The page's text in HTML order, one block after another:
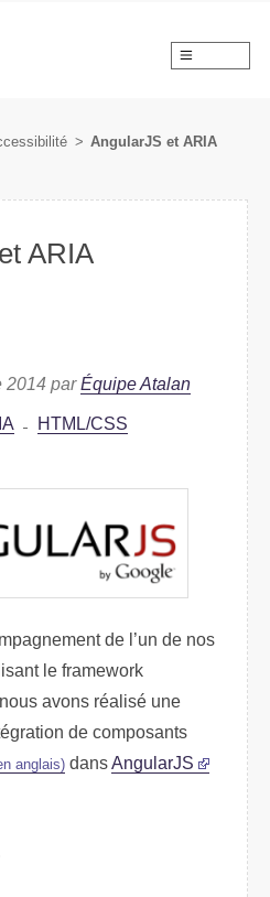
> AngularJS et ARIA
ARIA
2014 parÉquipe Atalan
HTML/CSS
de l’un de nos
le framework
avons réalisé une
de composants
anglais) dansAngularJS